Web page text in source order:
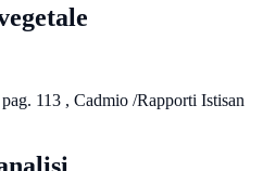
113 , Cadmio /Rapporti Istisan